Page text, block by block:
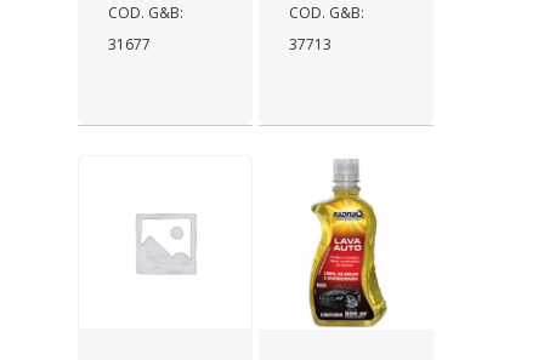
COD. G&B:
31677
COD. G&B:
37713